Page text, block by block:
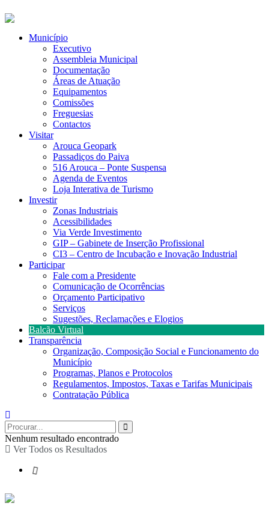
Município
Executivo
Assembleia Municipal
Documentação
Áreas de Atuação
Equipamentos
Comissões
Freguesias
Contactos
Visitar
Arouca Geopark
Passadiços do Paiva
516 Arouca – Ponte Suspensa
Agenda de Eventos
Loja Interativa de Turismo
Investir
Zonas Industriais
Acessibilidades
Via Verde Investimento
GIP – Gabinete de Inserção Profissional
CI3 – Centro de Incubação e Inovação Industrial
Participar
Fale com a Presidente
Comunicação de Ocorrências
Orçamento Participativo
Serviços
Sugestões, Reclamações e Elogios
Balcão Virtual
Transparência
Organização, Composição Social e Funcionamento do
Município
Programas, Planos e Protocolos
Regulamentos, Impostos, Taxas e Tarifas Municipais
Contratação Pública
Nenhum resultado encontrado
Ver Todos os Resultados